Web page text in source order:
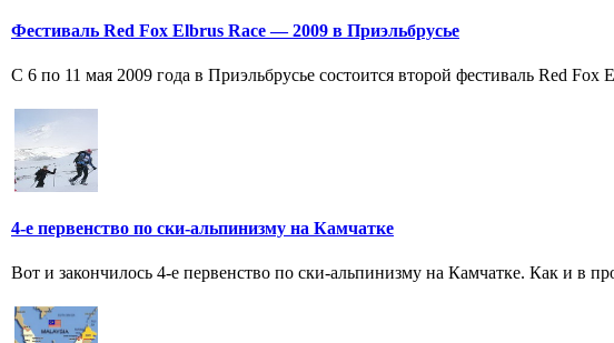
Фестиваль Red Fox Elbrus Race — 2009 в Приэльбрусье
С 6 по 11 мая 2009 года в Приэльбрусье состоится второй фестиваль Red
4-е первенство по ски-альпинизму на Камчатке
Вот и закончилось 4-е первенство по ски-альпинизму на Камчатке. Как и в